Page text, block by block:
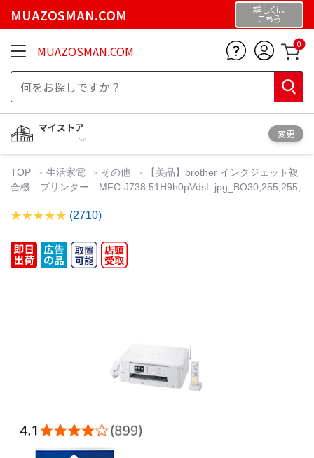
MUAZOSMAN.COM 詳しくは
こちら
MUAZOSMAN.COM 0
マイストア
変更
TOP 生活家電 その他
【美品】brother インクジェット複
合機 プリンター MFC-J738 51H9h0pVdsL.jpg_BO30,255,255,
(2710)